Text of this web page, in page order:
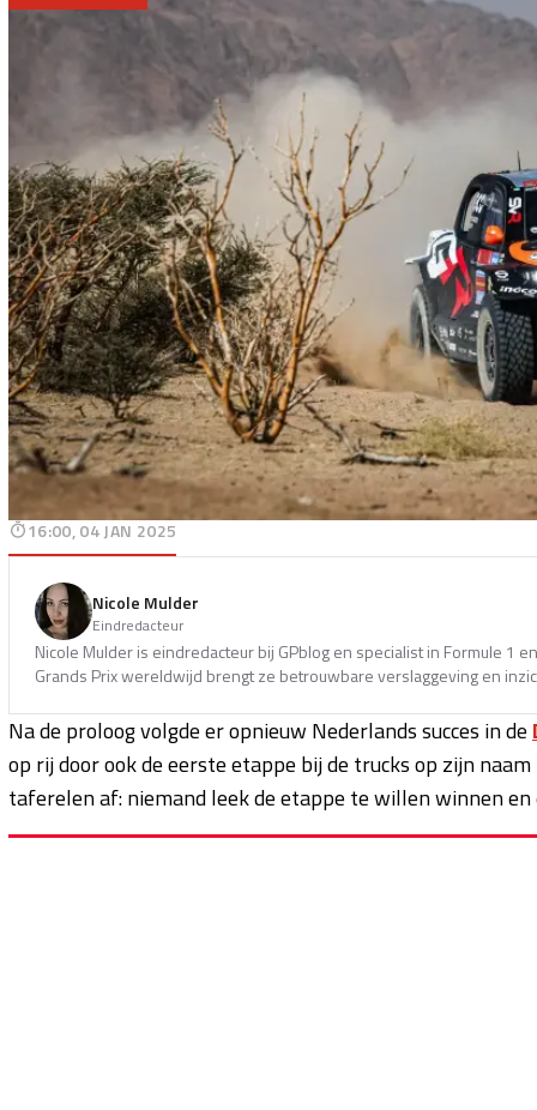
16:00, 04 JAN 2025
Nicole Mulder
Eindredacteur
Nicole Mulder is eindredacteur bij GPblog en specialist in Formule 1
Grands Prix wereldwijd brengt ze betrouwbare verslaggeving en
Na de proloog volgde er opnieuw Nederlands succes in de
op rij door ook de eerste etappe bij de trucks op zijn
taferelen af: niemand leek de etappe te willen winnen